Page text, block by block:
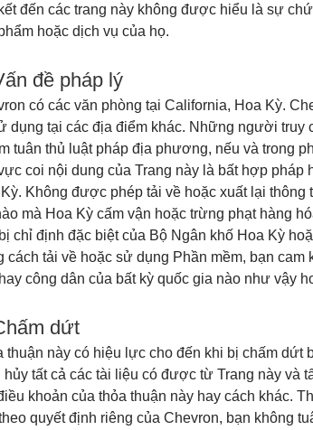
đến các trang này không được hiểu là sự
hoặc dịch vụ của họ.
đề pháp lý
có các văn phòng tại California, Hoa Kỳ.
dụng tại các địa điểm khác. Những người truy
tuân thủ luật pháp địa phương, nếu và trong
coi nội dung của Trang này là bất hợp
Không được phép tải về hoặc xuất lại
mà Hoa Kỳ cấm vận hoặc trừng phạt hàng
chỉ định đặc biệt của Bộ Ngân khố Hoa Kỳ
cách tải về hoặc sử dụng Phần mềm, bạn
công dân của bất kỳ quốc gia nào như vậy
dứt
thuận này có hiệu lực cho đến khi bị chấm dứt
hủy tất cả các tài liệu có được từ Trang này và
khoản của thỏa thuận này hay cách khác.
quyết định riêng của Chevron, bạn không